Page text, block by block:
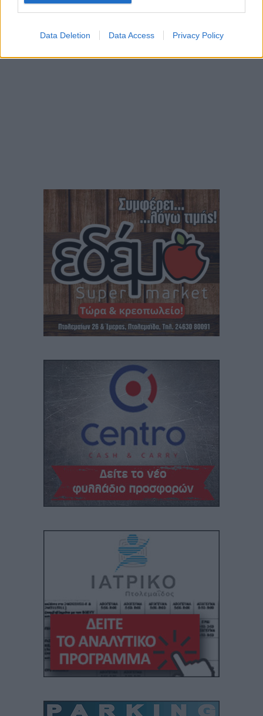
Data Deletion Data Access Privacy Policy